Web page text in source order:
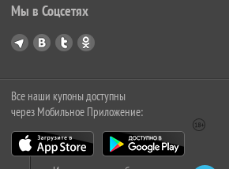
Мы в Соцсетях
Все наши купоны доступны
через Мобильное Приложение: